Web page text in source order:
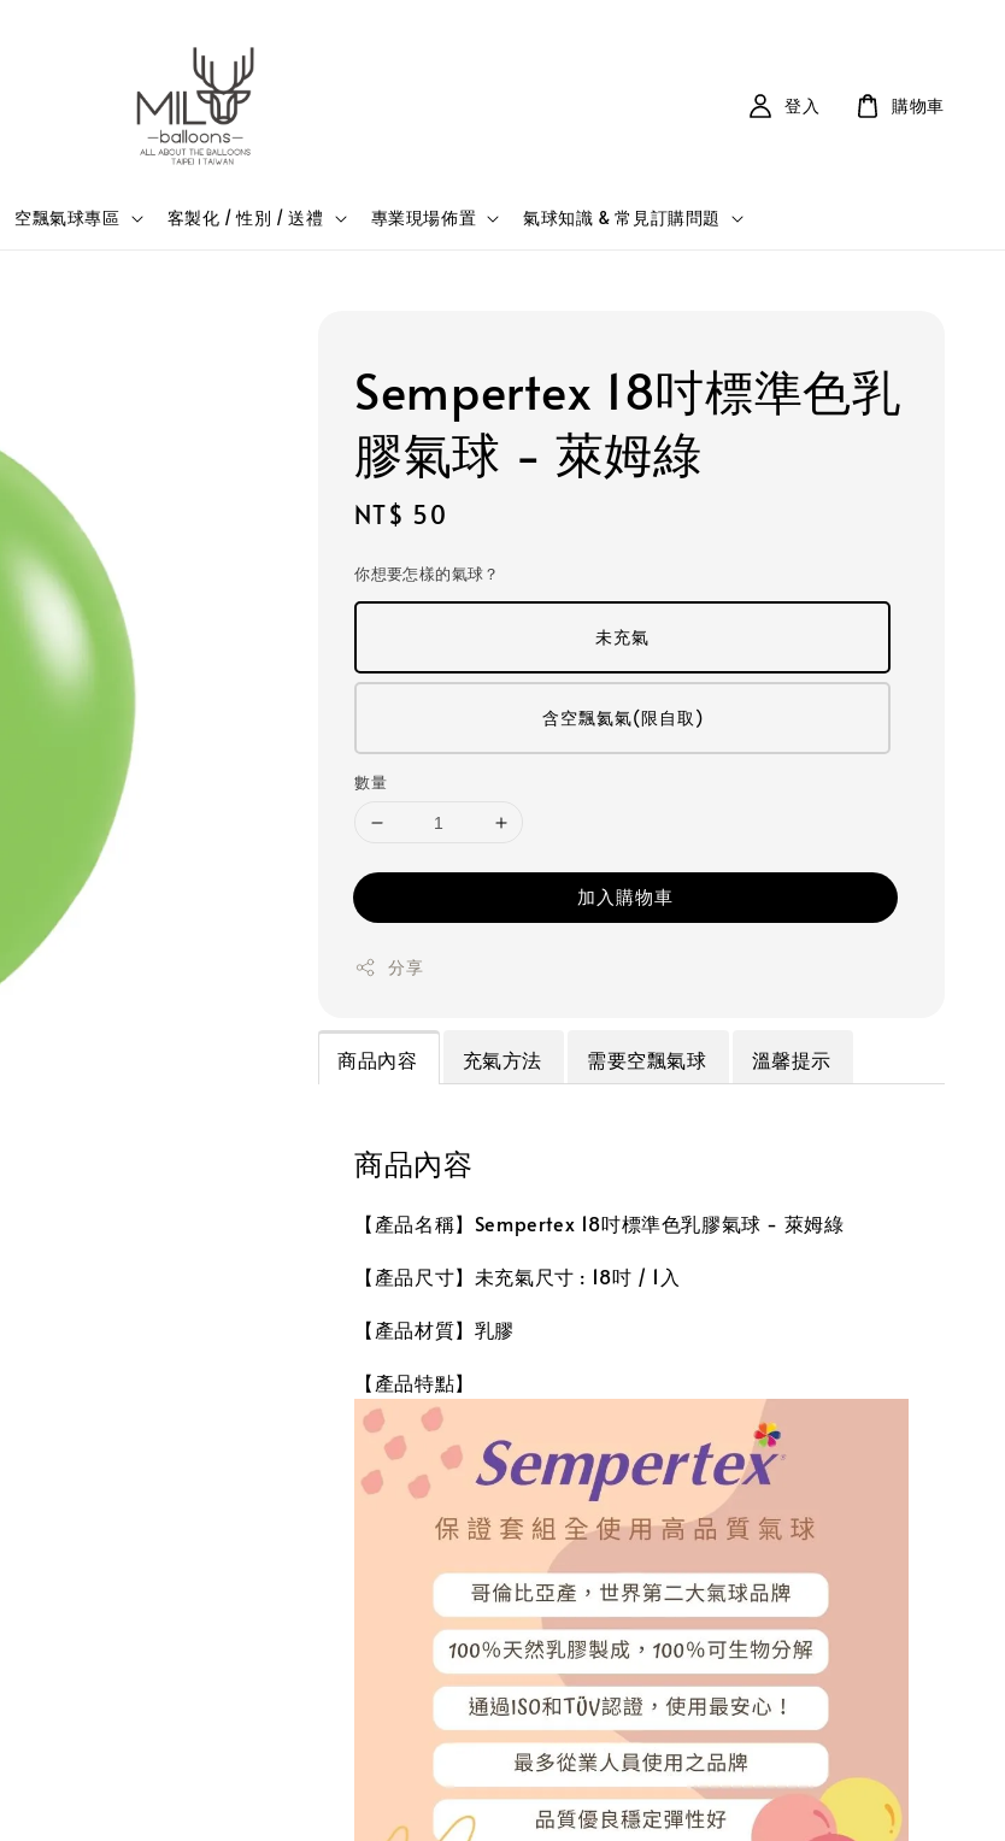
空飄氣球專區 客製化 / 性別 / 送禮 專業現場佈置 氣球知識 & 常見訂購問題
登入 購物車
Sempertex 18吋標準色乳
膠氣球 - 萊姆綠
Regular
NT$ 50
你想要怎樣的氣球？
未充氣
含空飄氦氣(限自取)
數量
加入購物車
分享
商品內容 充氣方法 需要空飄氣球 溫馨提示
商品內容
【產品名稱】Sempertex 18吋標準色乳膠氣球 - 萊姆綠
【產品尺寸】未充氣尺寸 : 18吋 / 1入
【產品材質】乳膠
【產品特點】